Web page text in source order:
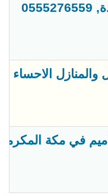
الاحساء الشرقية
مكة المكرمة